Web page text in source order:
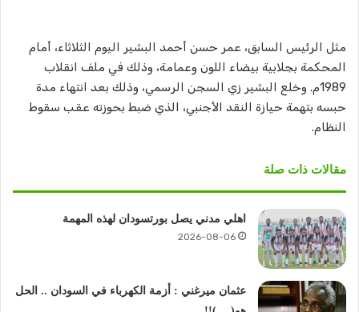
مثل الرئيس السابق، عمر حسن أحمد البشير اليوم الثلاثاء، أمام
المحكمة بجلابية بيضاء اللون وعمامة، وذلك في ملف انقلاب
1989م. وخلع البشير زي السجن الرسمي، وذلك بعد انتهاء مدة
حبسه بتهمة حيازة النقد الأجنبي، الذي ضبط بحوزته عقب سقوط
النظام.
مقالات ذات صلة
اهلي مدني يصل بورتسودان لهذه المهمة
2026-08-06
عثمان ميرغني : أزمة الكهرباء في السودان .. الحل